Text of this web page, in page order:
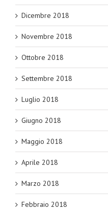
Dicembre 2018
Novembre 2018
Ottobre 2018
Settembre 2018
Luglio 2018
Giugno 2018
Maggio 2018
Aprile 2018
Marzo 2018
Febbraio 2018